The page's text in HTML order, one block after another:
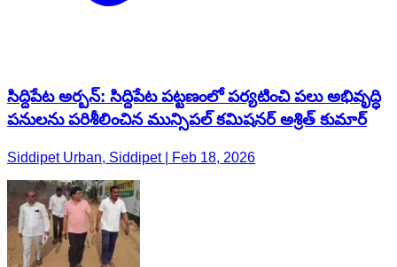
సిద్దిపేట అర్బన్: సిద్దిపేట పట్టణంలో పర్యటించి పలు అభివృద్ధి
పనులను పరిశీలించిన మున్సిపల్ కమిషనర్ అశ్రిత్ కుమార్
Siddipet Urban, Siddipet | Feb 18, 2026